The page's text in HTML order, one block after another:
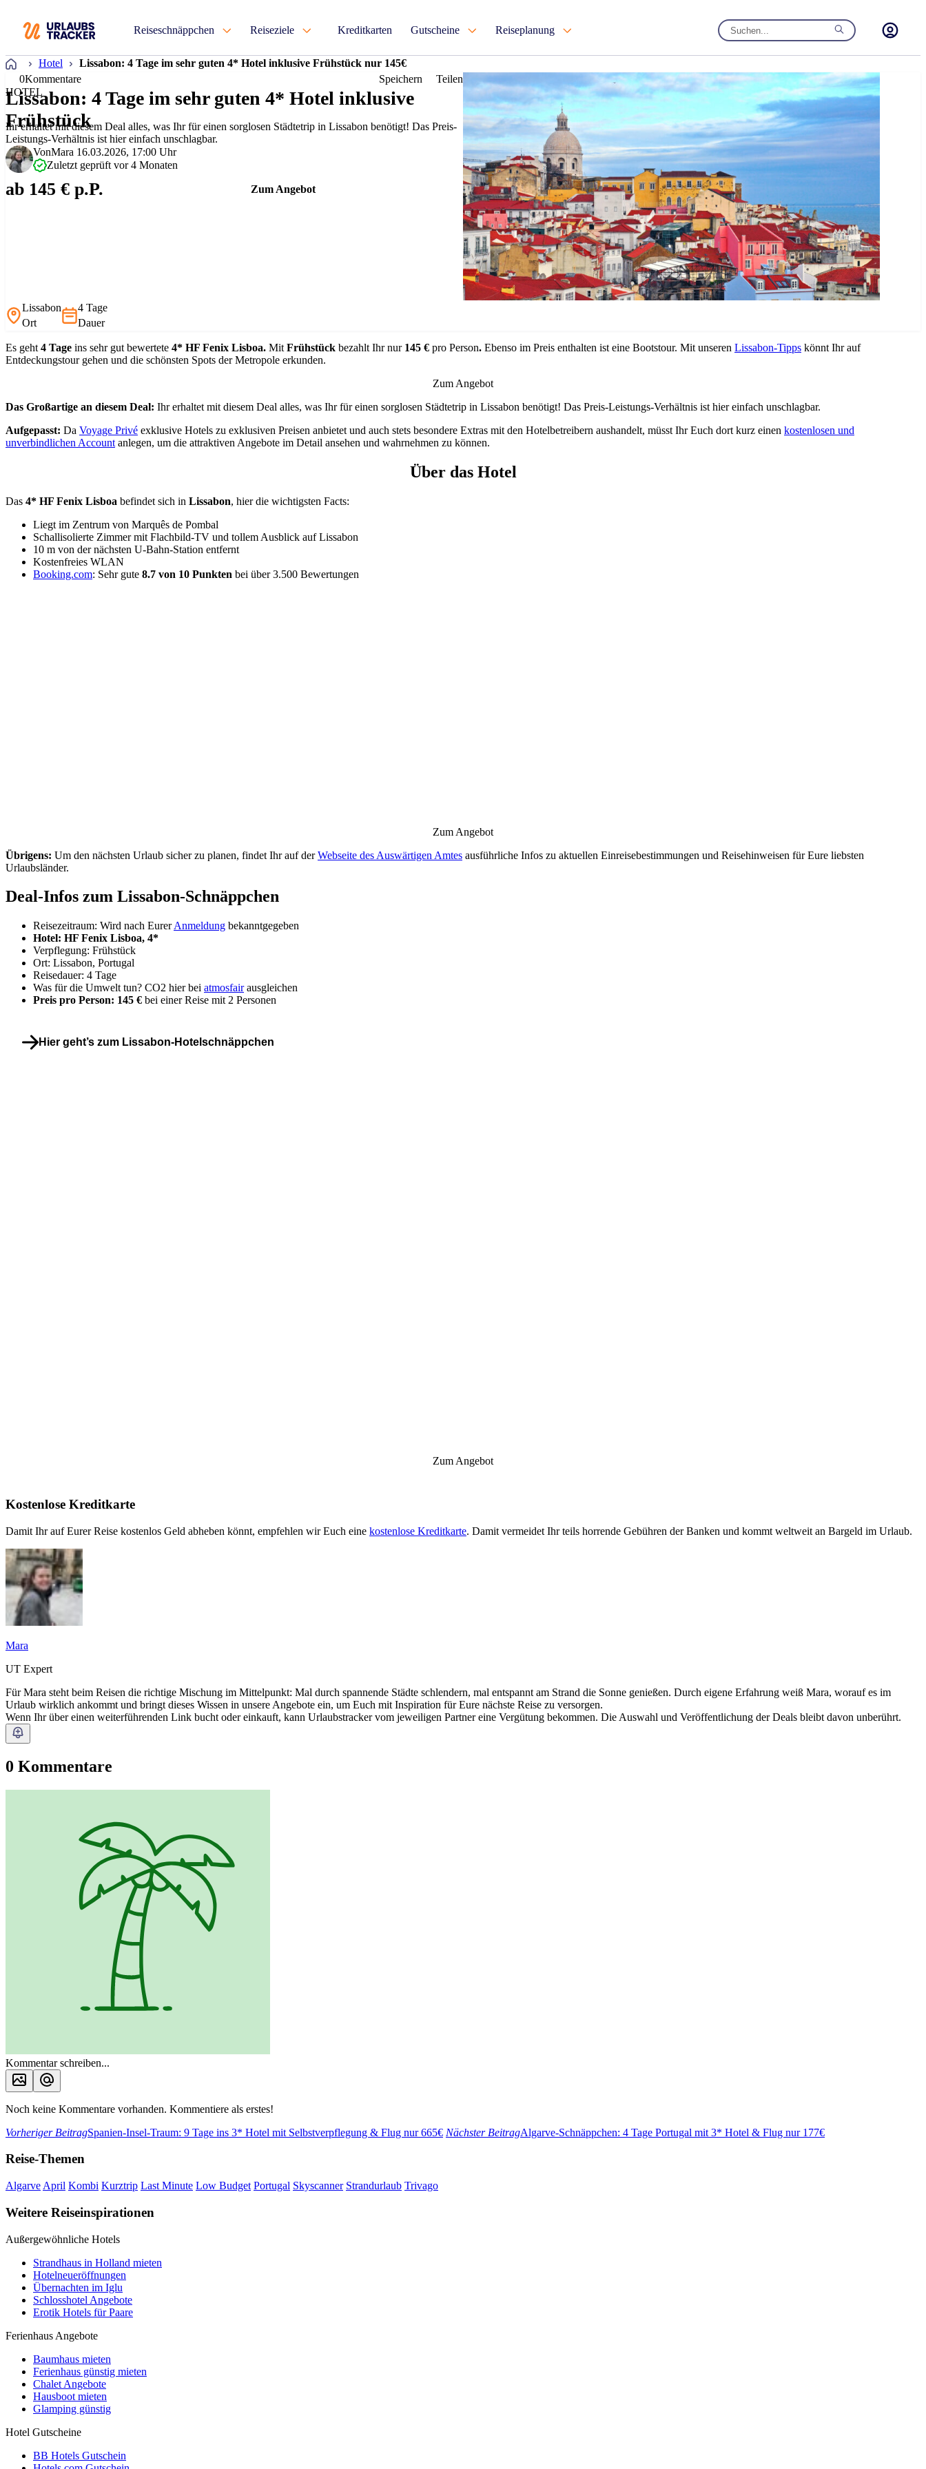
Reiseschnäppchen Reiseziele Kreditkarten Gutscheine Reiseplanung
Startseite
Hotel
Lissabon: 4 Tage im sehr guten 4* Hotel inklusive Frühstück nur 145€
0Kommentare Speichern
Teilen
HOTEL
Lissabon: 4 Tage im sehr guten 4* Hotel inklusive
Frühstück
Ihr erhaltet mit diesem Deal alles, was Ihr für einen sorglosen Städtetrip in Lissabon benötigt! Das Preis-
Leistungs-Verhältnis ist hier einfach unschlagbar.
VonMara 16.03.2026, 17:00 Uhr
Zuletzt geprüft vor 4 Monaten
ab 145 € p.P. Zum Angebot
Lissabon
Ort
4 Tage
Dauer
Es geht 4 Tage ins sehr gut bewertete 4* HF Fenix Lisboa. Mit Frühstück bezahlt Ihr nur 145 € pro Person. Ebenso im Preis enthalten ist eine Bootstour. Mit unseren Lissabon-Tipps könnt Ihr auf
Entdeckungstour gehen und die schönsten Spots der Metropole erkunden.
Zum Angebot
Das Großartige an diesem Deal: Ihr erhaltet mit diesem Deal alles, was Ihr für einen sorglosen Städtetrip in Lissabon benötigt! Das Preis-Leistungs-Verhältnis ist hier einfach unschlagbar.
Aufgepasst: Da Voyage Privé exklusive Hotels zu exklusiven Preisen anbietet und auch stets besondere Extras mit den Hotelbetreibern aushandelt, müsst Ihr Euch dort kurz einen kostenlosen und
unverbindlichen Account anlegen, um die attraktiven Angebote im Detail ansehen und wahrnehmen zu können.
Über das Hotel
Das 4* HF Fenix Lisboa befindet sich in Lissabon, hier die wichtigsten Facts:
Liegt im Zentrum von Marquês de Pombal
Schallisolierte Zimmer mit Flachbild-TV und tollem Ausblick auf Lissabon
10 m von der nächsten U-Bahn-Station entfernt
Kostenfreies WLAN
Booking.com: Sehr gute 8.7 von 10 Punkten bei über 3.500 Bewertungen
Zum Angebot
Übrigens: Um den nächsten Urlaub sicher zu planen, findet Ihr auf derWebseite des Auswärtigen Amtes ausführliche Infos zu aktuellen Einreisebestimmungen und Reisehinweisen für Eure liebsten
Urlaubsländer.
Deal-Infos zum Lissabon-Schnäppchen
Reisezeitraum: Wird nach EurerAnmeldung bekanntgegeben
Hotel: HF Fenix Lisboa, 4*
Verpflegung: Frühstück
Ort: Lissabon, Portugal
Reisedauer: 4 Tage
Was für die Umwelt tun? CO2 hier bei atmosfairausgleichen
Preis pro Person: 145 € bei einer Reise mit 2 Personen
Hier geht’s zum Lissabon-Hotelschnäppchen
Zum Angebot
Kostenlose Kreditkarte
Damit Ihr auf Eurer Reise kostenlos Geld abheben könnt, empfehlen wir Euch eine kostenlose Kreditkarte. Damit vermeidet Ihr teils horrende Gebühren der Banken und kommt weltweit an Bargeld im Urlaub.
Mara
UT Expert
Für Mara steht beim Reisen die richtige Mischung im Mittelpunkt: Mal durch spannende Städte schlendern, mal entspannt am Strand die Sonne genießen. Durch eigene Erfahrung weiß Mara, worauf es im
Urlaub wirklich ankommt und bringt dieses Wissen in unsere Angebote ein, um Euch mit Inspiration für Eure nächste Reise zu versorgen.
Wenn Ihr über einen weiterführenden Link bucht oder einkauft, kann Urlaubstracker vom jeweiligen Partner eine Vergütung bekommen. Die Auswahl und Veröffentlichung der Deals bleibt davon unberührt.
0 Kommentare
Kommentar schreiben...
Noch keine Kommentare vorhanden. Kommentiere als erstes!
Vorheriger BeitragSpanien-Insel-Traum: 9 Tage ins 3* Hotel mit Selbstverpflegung & Flug nur 665€ Nächster BeitragAlgarve-Schnäppchen: 4 Tage Portugal mit 3* Hotel & Flug nur 177€
Reise-Themen
Algarve April Kombi Kurztrip Last Minute Low Budget Portugal Skyscanner Strandurlaub Trivago
Weitere Reiseinspirationen
Außergewöhnliche Hotels
Strandhaus in Holland mieten
Hotelneueröffnungen
Übernachten im Iglu
Schlosshotel Angebote
Erotik Hotels für Paare
Ferienhaus Angebote
Baumhaus mieten
Ferienhaus günstig mieten
Chalet Angebote
Hausboot mieten
Glamping günstig
Hotel Gutscheine
BB Hotels Gutschein